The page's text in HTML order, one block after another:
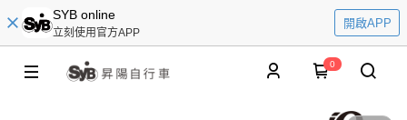
SYB online
立刻使用官方APP
開啟APP
0